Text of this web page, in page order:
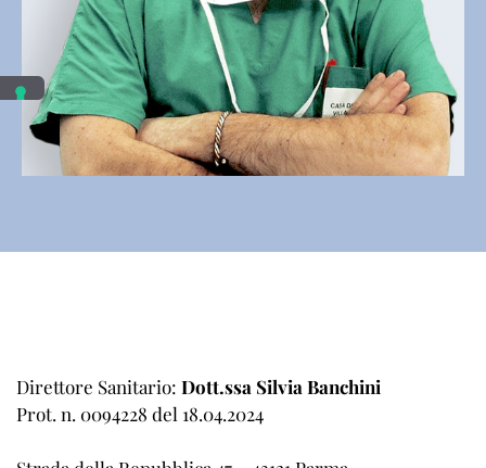
Direttore Sanitario: Dott.ssa Silvia Banchini
Prot. n. 0094228 del 18.04.2024